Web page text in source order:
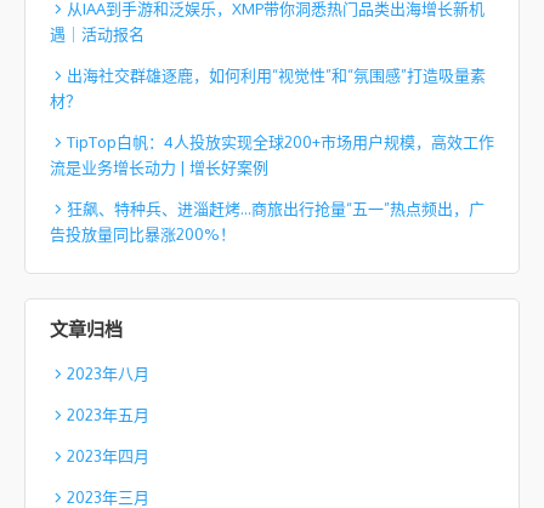
从IAA到手游和泛娱乐，XMP带你洞悉热门品类出海增长新机
遇｜活动报名
出海社交群雄逐鹿，如何利用“视觉性”和“氛围感”打造吸量素
材？
TipTop白帆：4人投放实现全球200+市场用户规模，高效工作
流是业务增长动力 | 增长好案例
狂飙、特种兵、进淄赶烤…商旅出行抢量“五一”热点频出，广
告投放量同比暴涨200%！
文章归档
2023年八月
2023年五月
2023年四月
2023年三月